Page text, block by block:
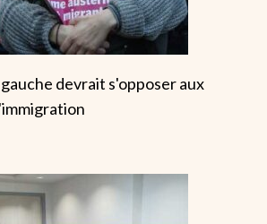
devrait s'opposer aux